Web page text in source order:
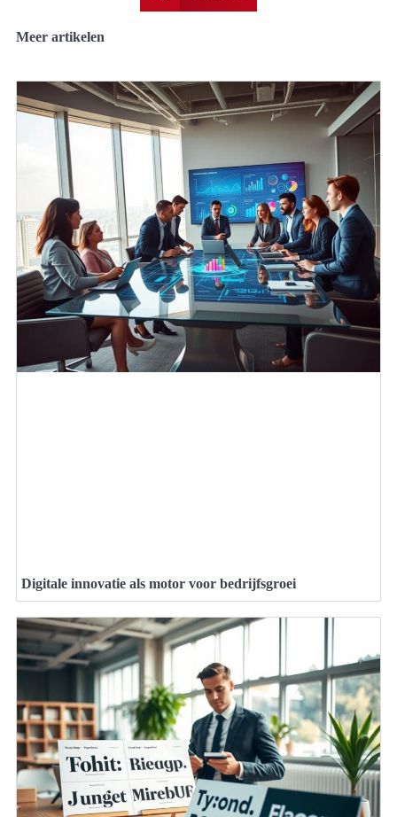
Meer artikelen
Digitale innovatie als motor voor bedrijfsgroei